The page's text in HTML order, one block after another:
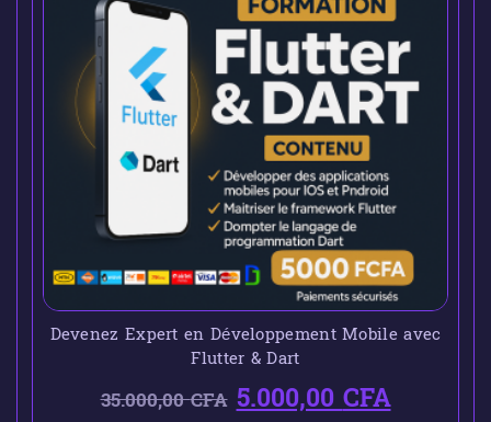
Devenez Expert en Développement Mobile avec
Flutter & Dart
35.000,00CFA 5.000,00CFA